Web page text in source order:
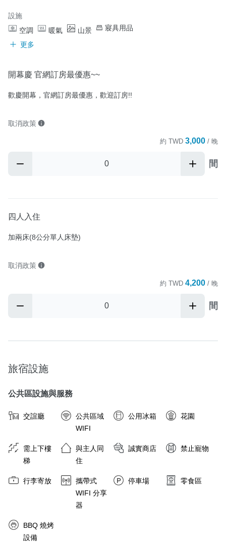
設施
空調
暖氣 山景 寢具用品
更多
開幕慶 官網訂房最優惠~~
歡慶開幕，官網訂房最優惠，歡迎訂房!!
取消政策
約 TWD 3,000 / 晚
間
四人入住
加兩床(8公分單人床墊)
取消政策
約 TWD 4,200 / 晚
間
旅宿設施
公共區設施與服務
交誼廳
公共區域
WIFI
公用冰箱 花園
需上下樓
梯
與主人同
住
誠實商店 禁止寵物
行李寄放
攜帶式
WIFI 分享
器
停車場 零食區
BBQ 燒烤
設備